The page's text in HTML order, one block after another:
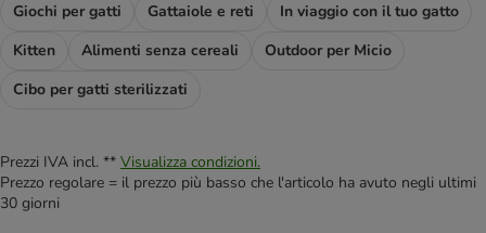
Giochi per gatti
Gattaiole e reti
In viaggio con il tuo gatto
Kitten
Alimenti senza cereali
Outdoor per Micio
Cibo per gatti sterilizzati
Prezzi IVA incl. ** Visualizza condizioni.
Prezzo regolare = il prezzo più basso che l'articolo ha avuto negli ultimi
30 giorni